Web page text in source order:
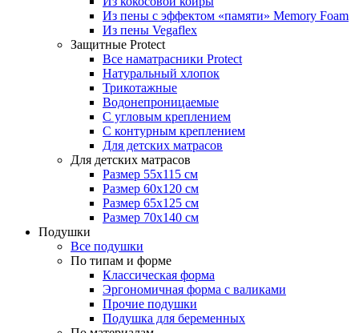
Из пены с эффектом «памяти» Memory Foam
Из пены Vegaflex
Защитные Protect
Все наматрасники Protect
Натуральный хлопок
Трикотажные
Водонепроницаемые
С угловым креплением
С контурным креплением
Для детских матрасов
Для детских матрасов
Размер 55x115 см
Размер 60x120 см
Размер 65x125 см
Размер 70x140 см
Подушки
Все подушки
По типам и форме
Классическая форма
Эргономичная форма с валиками
Прочие подушки
Подушка для беременных